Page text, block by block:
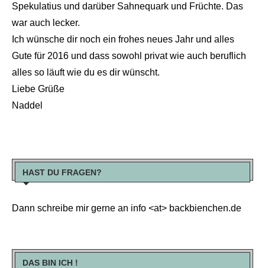
Spekulatius und darüber Sahnequark und Früchte. Das
war auch lecker.
Ich wünsche dir noch ein frohes neues Jahr und alles
Gute für 2016 und dass sowohl privat wie auch beruflich
alles so läuft wie du es dir wünscht.
Liebe Grüße
Naddel
HAST DU FRAGEN?
Dann schreibe mir gerne an info <at> backbienchen.de
DAS BIN ICH !